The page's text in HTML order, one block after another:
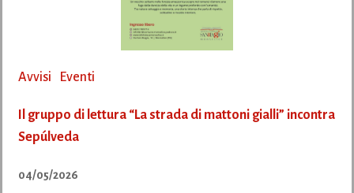
Avvisi Eventi
Il gruppo di lettura “La strada di mattoni gialli” incontra
Sepúlveda
04/05/2026